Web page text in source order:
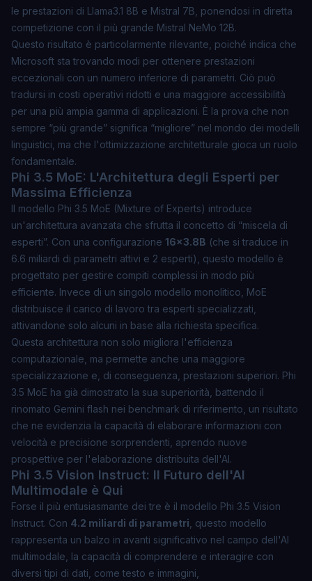
le prestazioni di Llama3.1 8B e Mistral 7B, ponendosi in diretta
competizione con il più grande Mistral NeMo 12B.
Questo risultato è particolarmente rilevante, poiché indica che
Microsoft sta trovando modi per ottenere prestazioni
eccezionali con un numero inferiore di parametri. Ciò può
tradursi in costi operativi ridotti e una maggiore accessibilità
per una più ampia gamma di applicazioni. È la prova che non
sempre “più grande” significa “migliore” nel mondo dei modelli
linguistici, ma che l'ottimizzazione architetturale gioca un ruolo
fondamentale.
Phi 3.5 MoE: L'Architettura degli Esperti per
Massima Efficienza
Il modello Phi 3.5 MoE (Mixture of Experts) introduce
un'architettura avanzata che sfrutta il concetto di “miscela di
esperti”. Con una configurazione 16x3.8B (che si traduce in
6.6 miliardi di parametri attivi e 2 esperti), questo modello è
progettato per gestire compiti complessi in modo più
efficiente. Invece di un singolo modello monolitico, MoE
distribuisce il carico di lavoro tra esperti specializzati,
attivandone solo alcuni in base alla richiesta specifica.
Questa architettura non solo migliora l'efficienza
computazionale, ma permette anche una maggiore
specializzazione e, di conseguenza, prestazioni superiori. Phi
3.5 MoE ha già dimostrato la sua superiorità, battendo il
rinomato Gemini flash nei benchmark di riferimento, un risultato
che ne evidenzia la capacità di elaborare informazioni con
velocità e precisione sorprendenti, aprendo nuove
prospettive per l'elaborazione distribuita dell'AI.
Phi 3.5 Vision Instruct: Il Futuro dell'AI
Multimodale è Qui
Forse il più entusiasmante dei tre è il modello Phi 3.5 Vision
Instruct. Con 4.2 miliardi di parametri , questo modello
rappresenta un balzo in avanti significativo nel campo dell'AI
multimodale, la capacità di comprendere e interagire con
diversi tipi di dati, come testo e immagini,